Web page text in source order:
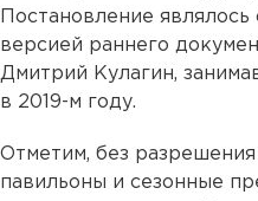
Постановление
версией раннего
Дмитрий Кулагин,
в 2019-м году.
Отметим, без
павильоны и сезонные